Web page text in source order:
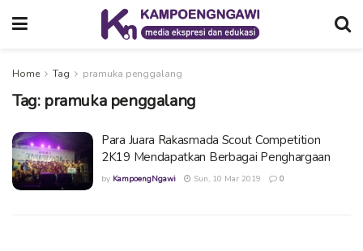
Home Tag pramuka penggalang
Tag: pramuka penggalang
Para Juara Rakasmada Scout Competition
2K19 Mendapatkan Berbagai Penghargaan
by KampoengNgawi Sun, 10 Mar 2019 0